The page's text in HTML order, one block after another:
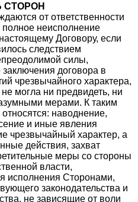
СТОРОН
от ответственности
полное неисполнение
Договору, если
следствием
силы,
договора в
чрезвычайного характера,
могла ни предвидеть, ни
мерами. К таким
наводнение,
и иные явления
чрезвычайный характер, а
действия, захват
меры со стороны
власти,
исполнения Сторонами,
законодательства и
не зависящие от воли